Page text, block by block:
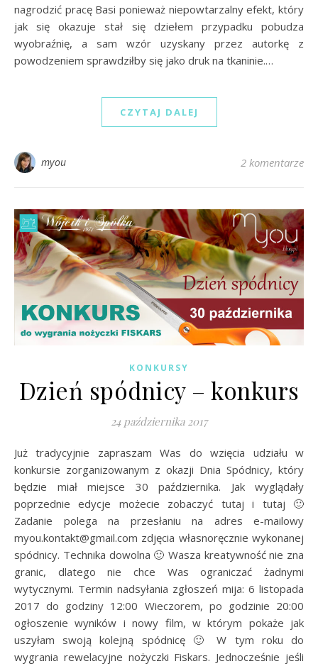
nagrodzić pracę Basi ponieważ niepowtarzalny efekt, który
jak się okazuje stał się dziełem przypadku pobudza
wyobraźnię, a sam wzór uzyskany przez autorkę z
powodzeniem sprawdziłby się jako druk na tkaninie.…
CZYTAJ DALEJ
myou 2 komentarze
KONKURSY
Dzień spódnicy – konkurs
24 października 2017
Już tradycyjnie zapraszam Was do wzięcia udziału w
konkursie zorganizowanym z okazji Dnia Spódnicy, który
będzie miał miejsce 30 października. Jak wyglądały
poprzednie edycje możecie zobaczyć tutaj i tutaj 🙂
Zadanie polega na przesłaniu na adres e-mailowy
myou.kontakt@gmail.com zdjęcia własnoręcznie wykonanej
spódnicy. Technika dowolna 🙂 Wasza kreatywność nie zna
granic, dlatego nie chce Was ograniczać żadnymi
wytycznymi. Termin nadsyłania zgłoszeń mija: 6 listopada
2017 do godziny 12:00 Wieczorem, po godzinie 20:00
ogłoszenie wyników i nowy film, w którym pokaże jak
uszyłam swoją kolejną spódnicę 🙂 W tym roku do
wygrania rewelacyjne nożyczki Fiskars. Jednocześnie jeśli